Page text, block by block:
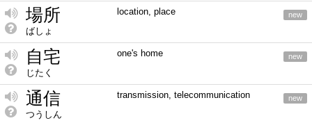
場所
ばしょ
location, place new
自宅
じたく
one's home new
通信
つうしん
transmission, telecommunication new